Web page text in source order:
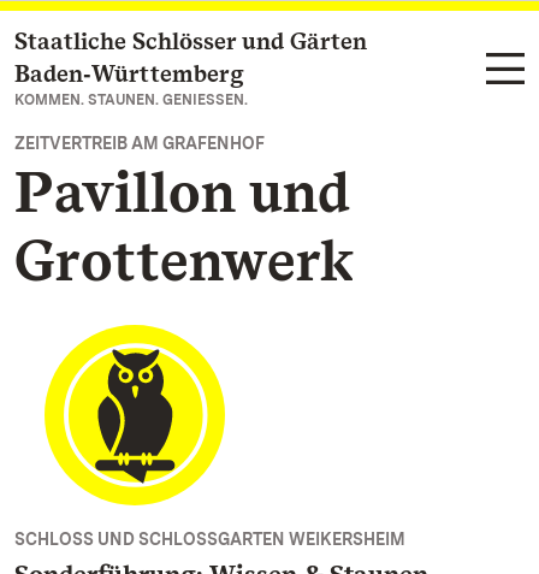
Zum Hauptinhalt springen
Staatliche Schlösser und Gärten
Baden‑Württemberg
KOMMEN. STAUNEN. GENIESSEN.
ZEITVERTREIB AM GRAFENHOF
Pavillon und
Grottenwerk
SCHLOSS UND SCHLOSSGARTEN WEIKERSHEIM